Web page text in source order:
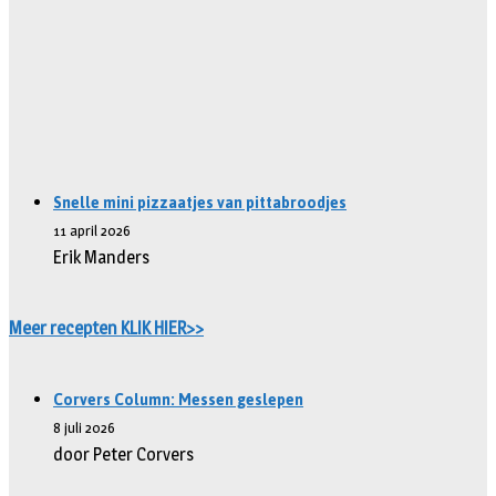
Snelle mini pizzaatjes van pittabroodjes
11 april 2026
Erik Manders
Meer recepten KLIK HIER>>
Corvers Column: Messen geslepen
8 juli 2026
door Peter Corvers